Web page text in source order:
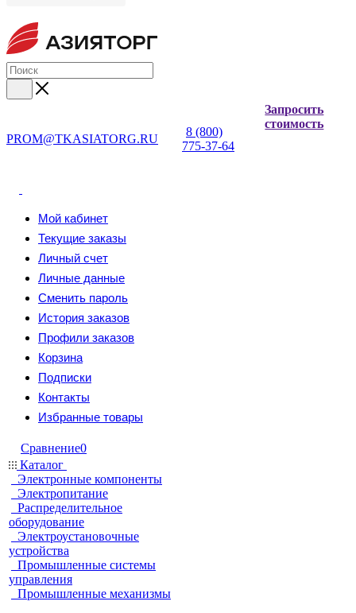
PROM@TKASIATORG.RU
8 (800)
775-37-64
Запросить
стоимость
Мой кабинет
Текущие заказы
Личный счет
Личные данные
Сменить пароль
История заказов
Профили заказов
Корзина
Подписки
Контакты
Избранные товары
Сравнение0
Каталог
Электронные компоненты
Электропитание
Распределительное
оборудование
Электроустановочные
устройства
Промышленные системы
управления
Промышленные механизмы